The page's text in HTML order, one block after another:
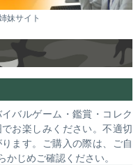
妹サイト
バルゲーム・鑑賞・コレク
お楽しみください。不適切
ます。ご購入の際は、ご自
じめご確認ください。